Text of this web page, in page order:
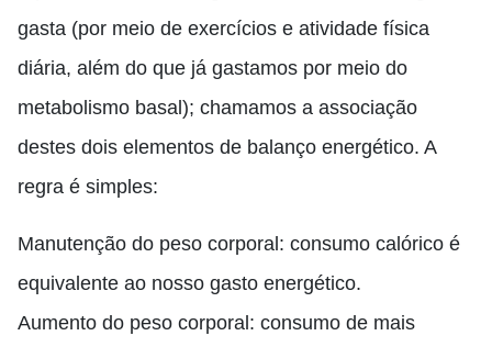
gasta (por meio de exercícios e atividade física
diária, além do que já gastamos por meio do
metabolismo basal); chamamos a associação
destes dois elementos de balanço energético. A
regra é simples:
Manutenção do peso corporal: consumo calórico é
equivalente ao nosso gasto energético.
Aumento do peso corporal: consumo de mais